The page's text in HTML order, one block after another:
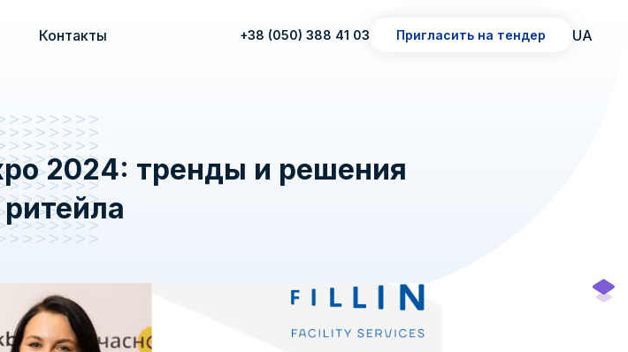
2024: тренды и решения
Контакты +38 (050) 388 41 03 Пригласить на тендер UA